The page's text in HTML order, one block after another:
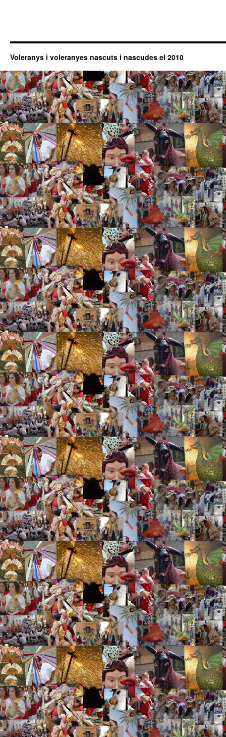
Voleranys i voleranyes nascuts i nascudes el 2010